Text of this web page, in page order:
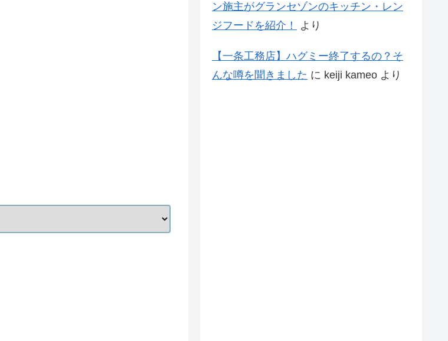
ン施主がグランセゾンのキッチン・レン
ジフードを紹介！
より
【一条工務店】ハグミー終了するの？そ
んな噂を聞きました に keiji kameo より